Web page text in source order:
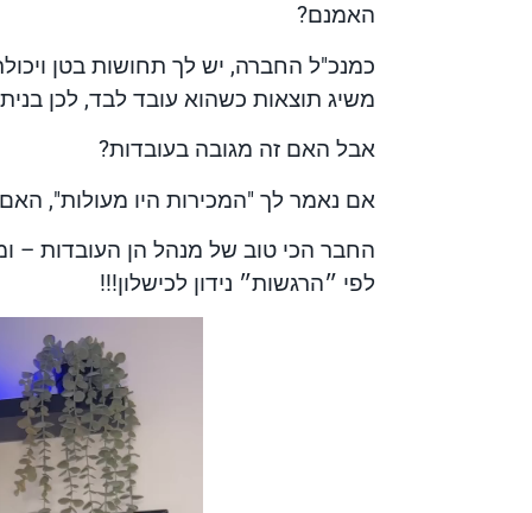
האמנם?
כמנכ"ל החברה, יש לך תחושות בטן
משיג תוצאות כשהוא עובד לבד, לכן
אבל האם זה מגובה בעובדות?
אם נאמר לך "המכירות היו מעולות",
החבר הכי טוב של מנהל הן העובדות –
לפי ״הרגשות״ נידון לכישלון!!!